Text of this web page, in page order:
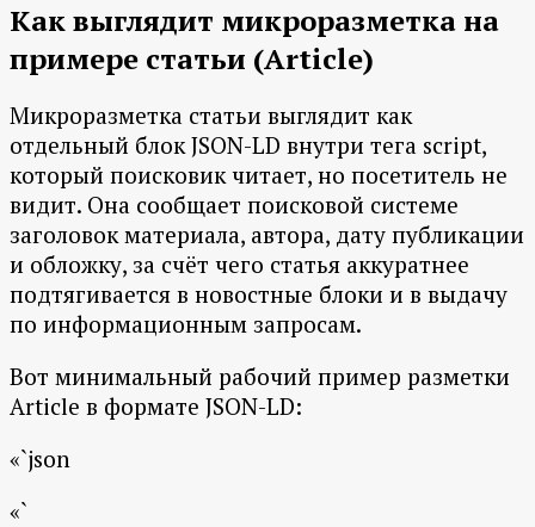
Как выглядит микроразметка на
примере статьи (Article)
Микроразметка статьи выглядит как
отдельный блок JSON-LD внутри тега script,
который поисковик читает, но посетитель не
видит. Она сообщает поисковой системе
заголовок материала, автора, дату публикации
и обложку, за счёт чего статья аккуратнее
подтягивается в новостные блоки и в выдачу
по информационным запросам.
Вот минимальный рабочий пример разметки
Article в формате JSON-LD:
«`json
«`